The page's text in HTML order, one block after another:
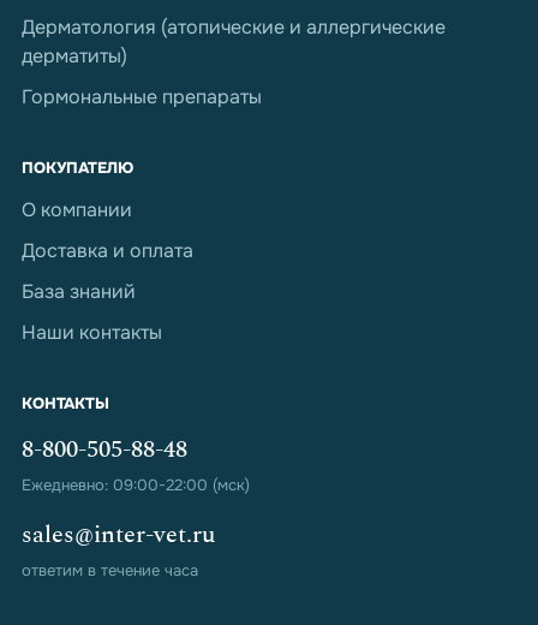
Дерматология (атопические и аллергические
дерматиты)
Гормональные препараты
ПОКУПАТЕЛЮ
О компании
Доставка и оплата
База знаний
Наши контакты
КОНТАКТЫ
8-800-505-88-48
Ежедневно: 09:00-22:00 (мск)
sales@inter-vet.ru
ответим в течение часа